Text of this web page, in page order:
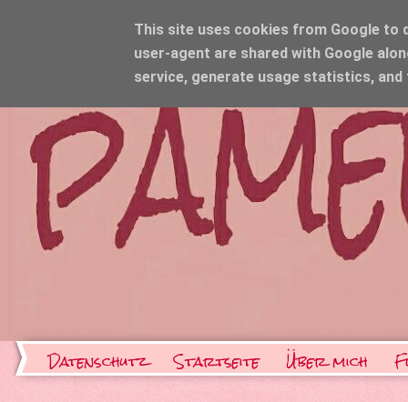
Datenschutz Startseite Über mich
This site uses cookies from Google to
user-agent are shared with Google
service, generate usage statistics,